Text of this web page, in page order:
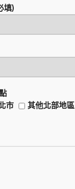
填)
市 其他北部地區